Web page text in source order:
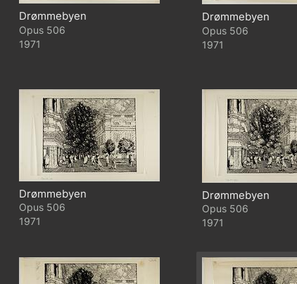
Drømmebyen
506
1971
Drømmebyen
506
1971
Drømmebyen
506
1971
Drømmebyen
506
1971